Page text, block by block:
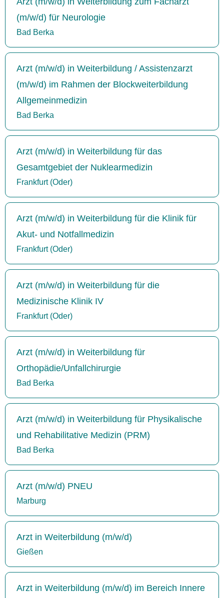
(m/w/d) für Neurologie
Bad Berka
Arzt (m/w/d) in Weiterbildung / Assistenzarzt
(m/w/d) im Rahmen der Blockweiterbildung
Allgemeinmedizin
Bad Berka
Arzt (m/w/d) in Weiterbildung für das
Gesamtgebiet der Nuklearmedizin
Frankfurt (Oder)
Arzt (m/w/d) in Weiterbildung für die Klinik für
Akut- und Notfallmedizin
Frankfurt (Oder)
Arzt (m/w/d) in Weiterbildung für die
Medizinische Klinik IV
Frankfurt (Oder)
Arzt (m/w/d) in Weiterbildung für
Orthopädie/Unfallchirurgie
Bad Berka
Arzt (m/w/d) in Weiterbildung für Physikalische
und Rehabilitative Medizin (PRM)
Bad Berka
Arzt (m/w/d) PNEU
Marburg
Arzt in Weiterbildung (m/w/d)
Gießen
Arzt in Weiterbildung (m/w/d) im Bereich Innere